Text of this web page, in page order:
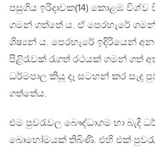
පසුගිය ඉරිදාවක(14) කොළඹ විශ්ව
ගමන් ගත්තේ ය. ඒ පෙරහැරේ
ශිෂ්‍යන් ය. පෙරහැරේ ඉදිරියෙන්
පිළිරැවක් රැගත් රථයක් ගමන් ගත්
ධර්මපාල කියූ දෑ සටහන් කර සැදූ
ගත්තේය.
එම පුවරැවල බෞද්ධාගම හා බැදි
බොහෝමයක් තිබිණි. එහි එක්